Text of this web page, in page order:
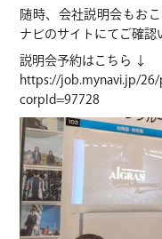
随時、会社説明会もお
ナビのサイトにてご確認
説明会予約はこちら ↓
https://job.mynavi.jp/26/
corpId=97728